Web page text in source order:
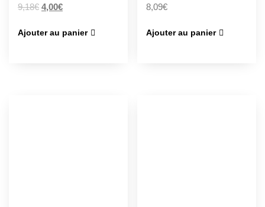
9,18€ 4,00€
Ajouter au panier
8,09€
Ajouter au panier